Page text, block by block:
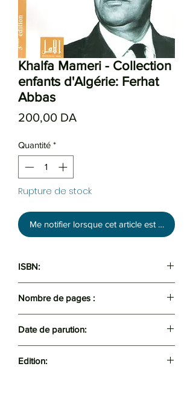
Khalfa Mameri - Collection
enfants d'Algérie: Ferhat
Abbas
200,00 DA
Quantité *
Rupture de stock
Me notifier lorsque cet article est disponible
ISBN:
Nombre de pages :
Date de parution:
Edition: